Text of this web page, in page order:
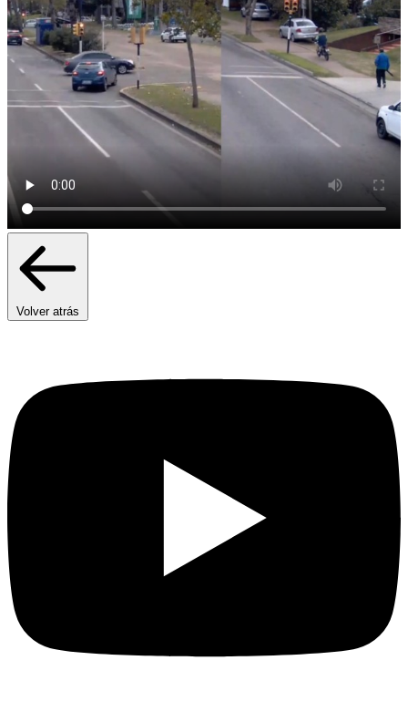
Volver atrás